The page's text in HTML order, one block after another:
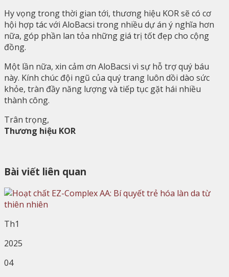
Hy vọng trong thời gian tới, thương hiệu KOR sẽ có cơ
hội hợp tác với AloBacsi trong nhiều dự án ý nghĩa hơn
nữa, góp phần lan tỏa những giá trị tốt đẹp cho cộng
đồng.
Một lần nữa, xin cảm ơn AloBacsi vì sự hỗ trợ quý báu
này. Kính chúc đội ngũ của quý trang luôn dồi dào sức
khỏe, tràn đầy năng lượng và tiếp tục gặt hái nhiều
thành công.
Trân trọng,
Thương hiệu KOR
Bài viết liên quan
Th1
2025
04